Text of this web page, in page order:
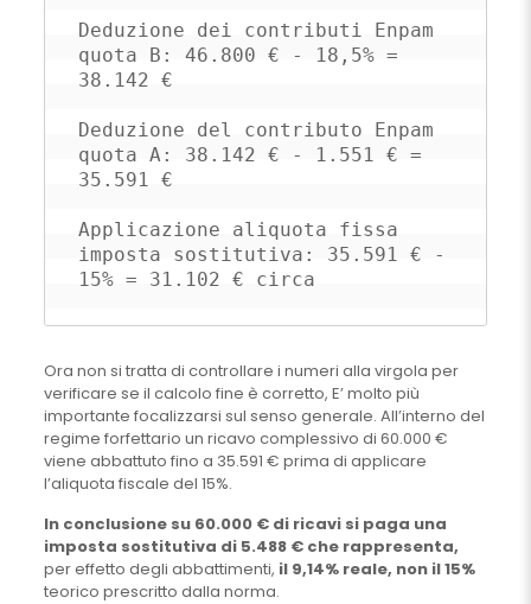
Deduzione dei contributi Enpam
quota B: 46.800 € - 18,5% =
38.142 €
Deduzione del contributo Enpam
quota A: 38.142 € - 1.551 € =
35.591 €
Applicazione aliquota fissa
imposta sostitutiva: 35.591 € -
15% = 31.102 € circa
Ora non si tratta di controllare i numeri alla virgola per
verificare se il calcolo fine è corretto, E’ molto più
importante focalizzarsi sul senso generale. All’interno del
regime forfettario un ricavo complessivo di 60.000 €
viene abbattuto fino a 35.591 € prima di applicare
l’aliquota fiscale del 15%.
In conclusione su 60.000 € di ricavi si paga una
imposta sostitutiva di 5.488 € che rappresenta,
per effetto degli abbattimenti, il 9,14% reale, non il 15%
teorico prescritto dalla norma.